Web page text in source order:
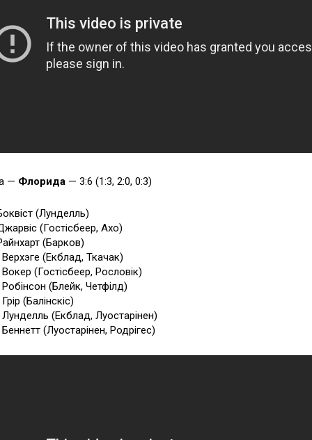
— Флорида — 3:6 (1:3, 2:0, 0:3)
(Лунделль)
(Гостісбеер, Ахо)
(Барков)
(Екблад, Ткачак)
(Гостісбеер, Рословік)
(Блейк, Четфілд)
(Балінскіс)
(Екблад, Луостарінен)
(Луостарінен, Родрігес)